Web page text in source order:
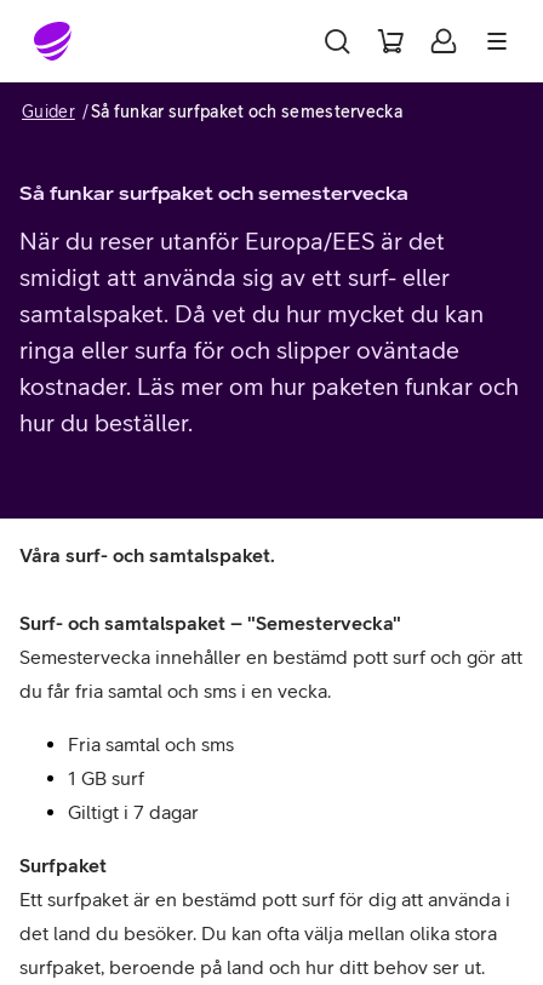
Gå till sidans innehåll
Guider Så funkar surfpaket och semestervecka
Så funkar surfpaket och semestervecka
När du reser utanför Europa/EES är det
smidigt att använda sig av ett surf- eller
samtalspaket. Då vet du hur mycket du kan
ringa eller surfa för och slipper oväntade
kostnader. Läs mer om hur paketen funkar och
hur du beställer.
Våra surf- och samtalspaket.
Surf- och samtalspaket – "Semestervecka"
Semestervecka innehåller en bestämd pott surf och gör att
du får fria samtal och sms i en vecka.
Fria samtal och sms
1 GB surf
Giltigt i 7 dagar
Surfpaket
Ett surfpaket är en bestämd pott surf för dig att använda i
det land du besöker. Du kan ofta välja mellan olika stora
surfpaket, beroende på land och hur ditt behov ser ut.